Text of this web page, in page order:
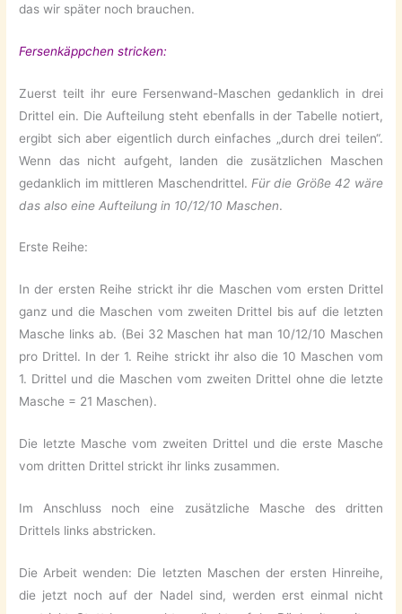
das wir später noch brauchen.
Fersenkäppchen stricken:
Zuerst teilt ihr eure Fersenwand-Maschen gedanklich in drei
Drittel ein. Die Aufteilung steht ebenfalls in der Tabelle notiert,
ergibt sich aber eigentlich durch einfaches „durch drei teilen“.
Wenn das nicht aufgeht, landen die zusätzlichen Maschen
gedanklich im mittleren Maschendrittel. Für die Größe 42 wäre
das also eine Aufteilung in 10/12/10 Maschen.
Erste Reihe:
In der ersten Reihe strickt ihr die Maschen vom ersten Drittel
ganz und die Maschen vom zweiten Drittel bis auf die letzten
Masche links ab. (Bei 32 Maschen hat man 10/12/10 Maschen
pro Drittel. In der 1. Reihe strickt ihr also die 10 Maschen vom
1. Drittel und die Maschen vom zweiten Drittel ohne die letzte
Masche = 21 Maschen).
Die letzte Masche vom zweiten Drittel und die erste Masche
vom dritten Drittel strickt ihr links zusammen.
Im Anschluss noch eine zusätzliche Masche des dritten
Drittels links abstricken.
Die Arbeit wenden: Die letzten Maschen der ersten Hinreihe,
die jetzt noch auf der Nadel sind, werden erst einmal nicht